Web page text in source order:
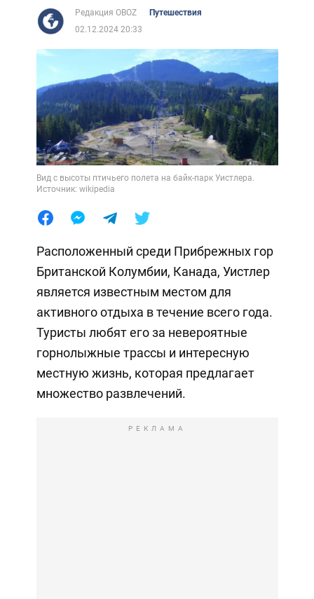
Редакция OBOZ
Путешествия
02.12.2024 20:33
Вид с высоты птичьего полета на байк-парк Уистлера.
Источник: wikipedia
Расположенный среди Прибрежных гор
Британской Колумбии, Канада, Уистлер
является известным местом для
активного отдыха в течение всего года.
Туристы любят его за невероятные
горнолыжные трассы и интересную
местную жизнь, которая предлагает
множество развлечений.
РЕКЛАМА